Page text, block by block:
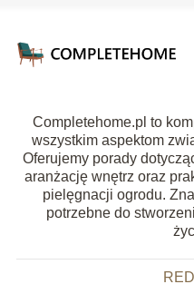
Completehome.pl to
wszystkim aspektom
Oferujemy porady
aranżację wnętrz oraz
pielęgnacji ogrodu.
potrzebne do